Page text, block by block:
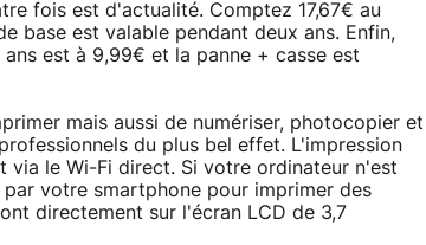
fois est d'actualité. Comptez 17,67€ au
base est valable pendant deux ans. Enfin,
est à 9,99€ et la panne + casse est
mais aussi de numériser, photocopier et
du plus bel effet. L'impression
via le Wi-Fi direct. Si votre ordinateur n'est
votre smartphone pour imprimer des
directement sur l'écran LCD de 3,7